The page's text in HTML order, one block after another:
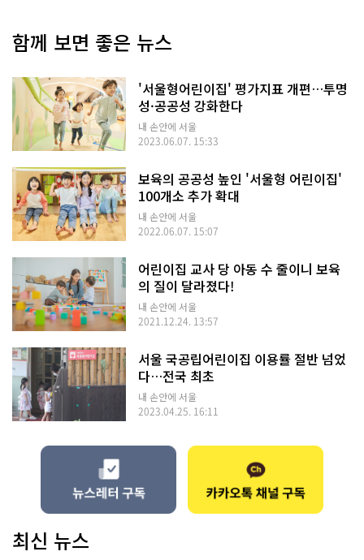
함께 보면 좋은 뉴스
'서울형어린이집' 평가지표 개편…투명
성·공공성 강화한다
내 손안에 서울
2023.06.07. 15:33
보육의 공공성 높인 '서울형 어린이집'
100개소 추가 확대
내 손안에 서울
2022.06.07. 15:07
어린이집 교사 당 아동 수 줄이니 보육
의 질이 달라졌다!
내 손안에 서울
2021.12.24. 13:57
서울 국공립어린이집 이용률 절반 넘었
다…전국 최초
내 손안에 서울
2023.04.25. 16:11
최신 뉴스